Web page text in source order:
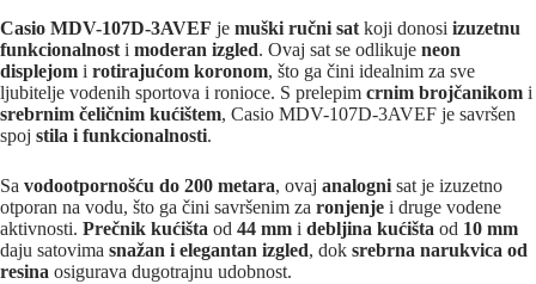
Casio MDV-107D-3AVEF je muški ručni sat koji donosi izuzetnu
funkcionalnost i moderan izgled. Ovaj sat se odlikuje neon
displejom i rotirajućom koronom, što ga čini idealnim za sve
ljubitelje vodenih sportova i ronioce. S prelepim crnim brojčanikom i
srebrnim čeličnim kućištem, Casio MDV-107D-3AVEF je savršen
spoj stila i funkcionalnosti.
Sa vodootpornošću do 200 metara, ovaj analogni sat je izuzetno
otporan na vodu, što ga čini savršenim za ronjenje i druge vodene
aktivnosti. Prečnik kućišta od 44 mm i debljina kućišta od 10 mm
daju satovima snažan i elegantan izgled, dok srebrna narukvica od
resina osigurava dugotrajnu udobnost.